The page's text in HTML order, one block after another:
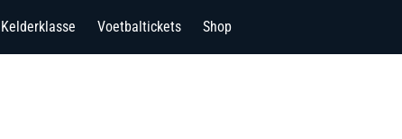
Kelderklasse Voetbaltickets Shop